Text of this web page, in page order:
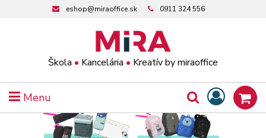
Škola • Kancelária • Kreatív by miraoffice
eshop@miraoffice.sk 0911 324 556
Menu